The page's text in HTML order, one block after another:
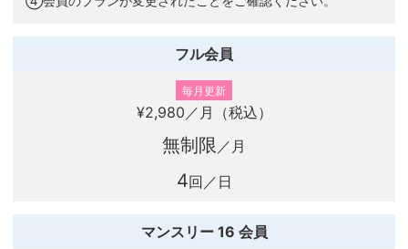
フル会員
毎月更新
¥2,980 ／月（税込）
無制限 ／月
4回／日
マンスリー 16 会員